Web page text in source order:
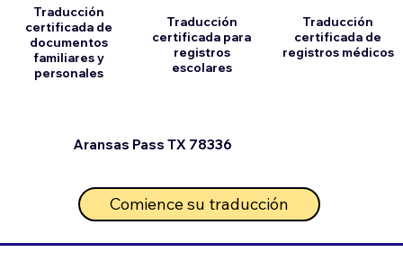
Aransas Pass TX 78336
Traducción
certificada de
documentos
familiares y
personales
Traducción
certificada para
registros
escolares
Comience su traducción
Traducción
certificada de
registros médicos